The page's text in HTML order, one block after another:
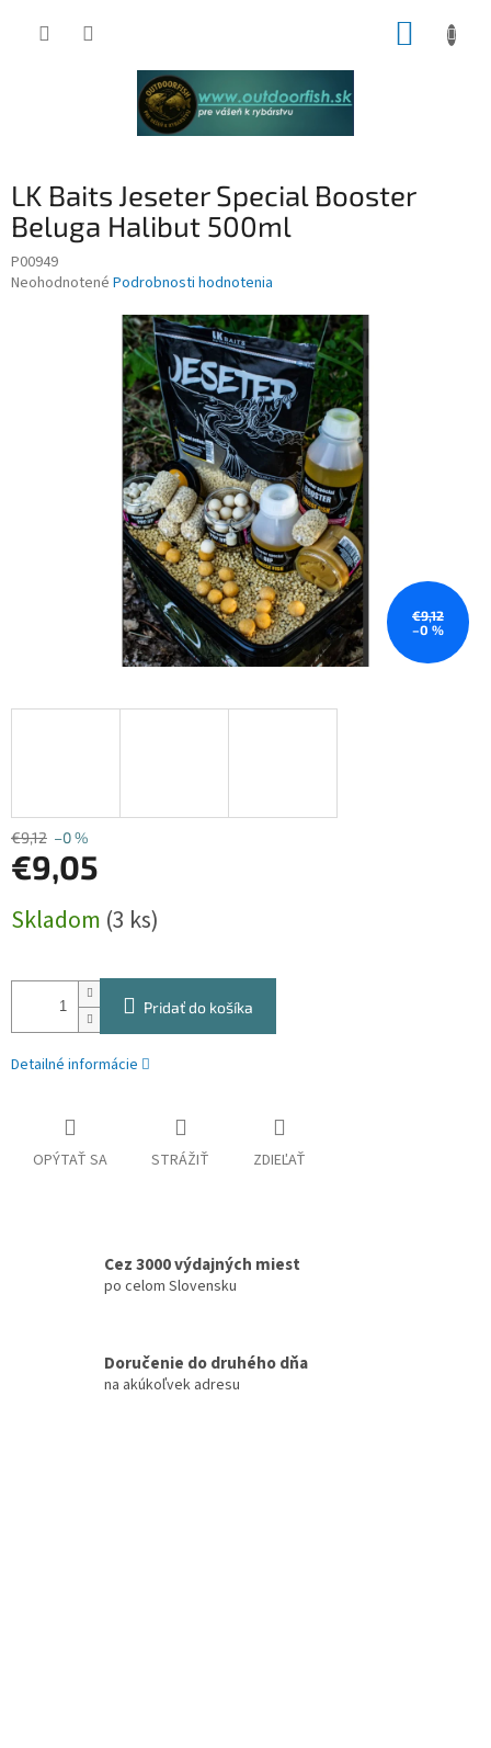
LK Baits Jeseter Special Booster
Beluga Halibut 500ml
P00949
Priemerné
Neohodnotené Podrobnosti hodnotenia
€9,12
–0 %
€9,12 –0 %
€9,05
cena:
Skladom (3 ks)
Pridať do košíka
Detailné informácie
OPÝTAŤ SA STRÁŽIŤ ZDIEĽAŤ
Cez 3000 výdajných miest
po celom Slovensku
Doručenie do druhého dňa
na akúkoľvek adresu